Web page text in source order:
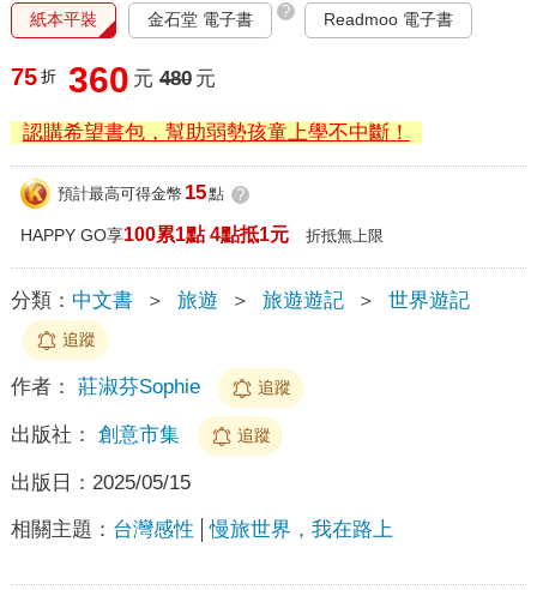
紙本平裝 金石堂 電子書 ? Readmoo 電子書
75 折 360 元 480 元
認購希望書包，幫助弱勢孩童上學不中斷！
預計最高可得金幣 15點 ?
HAPPY GO享100累1點 4點抵1元 折抵無上限
分類： 中文書 ＞ 旅遊 ＞ 旅遊遊記 ＞ 世界遊記
追蹤
作者： 莊淑芬Sophie 追蹤
出版社： 創意市集 追蹤
出版日： 2025/05/15
相關主題： 台灣感性 慢旅世界，我在路上